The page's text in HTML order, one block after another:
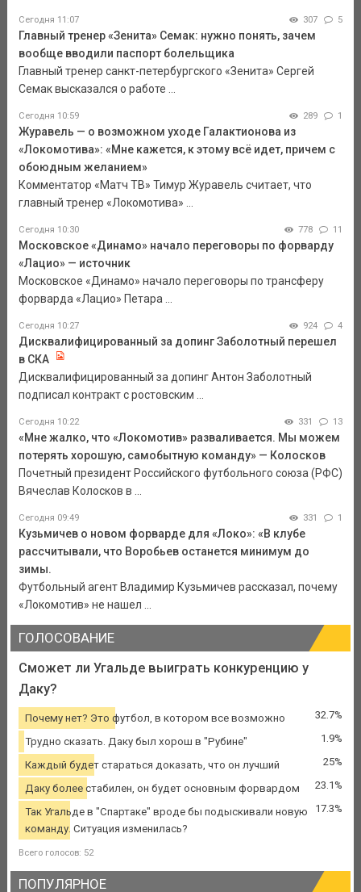
Сегодня 11:07 307 5
Главный тренер «Зенита» Семак: нужно понять, зачем
вообще вводили паспорт болельщика
Главный тренер санкт-петербургского «Зенита» Сергей
Семак высказался о работе ...
Сегодня 10:59 289 1
Журавель — о возможном уходе Галактионова из
«Локомотива»: «Мне кажется, к этому всё идет, причем с
обоюдным желанием»
Комментатор «Матч ТВ» Тимур Журавель считает, что
главный тренер «Локомотива» ...
Сегодня 10:30 778 11
Московское «Динамо» начало переговоры по форварду
«Лацио» — источник
Московское «Динамо» начало переговоры по трансферу
форварда «Лацио» Петара ...
Сегодня 10:27 924 4
Дисквалифицированный за допинг Заболотный перешел
в СКА
Дисквалифицированный за допинг Антон Заболотный
подписал контракт с ростовским ...
Сегодня 10:22 331 13
«Мне жалко, что «Локомотив» разваливается. Мы можем
потерять хорошую, самобытную команду» — Колосков
Почетный президент Российского футбольного союза (РФС)
Вячеслав Колосков в ...
Сегодня 09:49 331 1
Кузьмичев о новом форварде для «Локо»: «В клубе
рассчитывали, что Воробьев останется минимум до
зимы.
Футбольный агент Владимир Кузьмичев рассказал, почему
«Локомотив» не нашел ...
ГОЛОСОВАНИЕ
Сможет ли Угальде выиграть конкуренцию у
Даку?
Почему нет? Это футбол, в котором все возможно 32.7%
Трудно сказать. Даку был хорош в "Рубине" 1.9%
Каждый будет стараться доказать, что он лучший 25%
Даку более стабилен, он будет основным форвардом 23.1%
Так Угальде в "Спартаке" вроде бы подыскивали новую
команду. Ситуация изменилась?
17.3%
Всего голосов: 52
ПОПУЛЯРНОЕ